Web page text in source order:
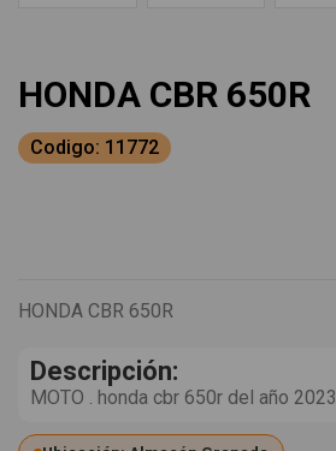
HONDA CBR 650R
Codigo: 11772
HONDA CBR 650R
Descripción:
MOTO . honda cbr 650r del año 2023